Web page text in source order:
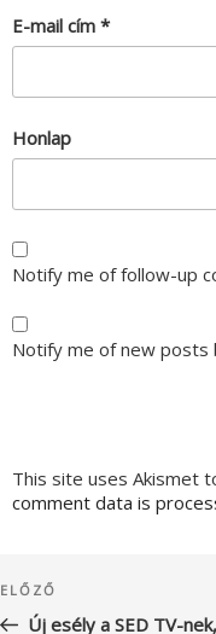
E-mail cím *
Honlap
Notify me of follow-up
Notify me of new posts
This site uses Akismet
comment data is
navigáció
Korábbi
bejegyzés
ELŐZŐ
Új esély a SED TV-